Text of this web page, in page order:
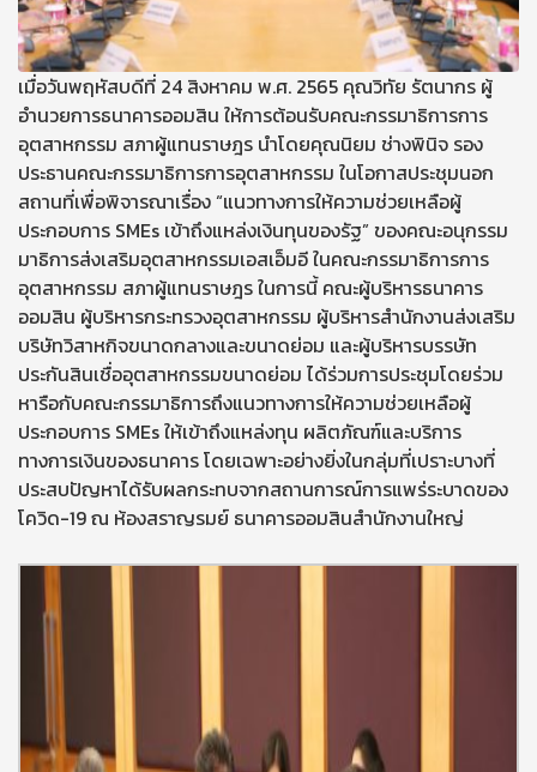
เมื่อวันพฤหัสบดีที่ 24 สิงหาคม พ.ศ. 2565 คุณวิทัย รัตนากร ผู้
อำนวยการธนาคารออมสิน ให้การต้อนรับคณะกรรมาธิการการ
อุตสาหกรรม สภาผู้แทนราษฎร นำโดยคุณนิยม ช่างพินิจ รอง
ประธานคณะกรรมาธิการการอุตสาหกรรม ในโอกาสประชุมนอก
สถานที่เพื่อพิจารณาเรื่อง “แนวทางการให้ความช่วยเหลือผู้
ประกอบการ SMEs เข้าถึงแหล่งเงินทุนของรัฐ” ของคณะอนุกรรม
มาธิการส่งเสริมอุตสาหกรรมเอสเอ็มอี ในคณะกรรมาธิการการ
อุตสาหกรรม สภาผู้แทนราษฎร ในการนี้ คณะผู้บริหารธนาคาร
ออมสิน ผู้บริหารกระทรวงอุตสาหกรรม ผู้บริหารสำนักงานส่งเสริม
บริษัทวิสาหกิจขนาดกลางและขนาดย่อม และผู้บริหารบรรษัท
ประกันสินเชื่ออุตสาหกรรมขนาดย่อม ได้ร่วมการประชุมโดยร่วม
หารือกับคณะกรรมาธิการถึงแนวทางการให้ความช่วยเหลือผู้
ประกอบการ SMEs ให้เข้าถึงแหล่งทุน ผลิตภัณฑ์และบริการ
ทางการเงินของธนาคาร โดยเฉพาะอย่างยิ่งในกลุ่มที่เปราะบางที่
ประสบปัญหาได้รับผลกระทบจากสถานการณ์การแพร่ระบาดของ
โควิด-19 ณ ห้องสราญรมย์ ธนาคารออมสินสำนักงานใหญ่